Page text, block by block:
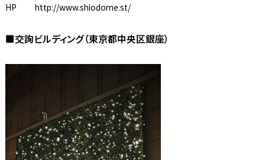
HP
http://www.shiodome.st/
■交詢ビルディング（東京都中央区銀座）